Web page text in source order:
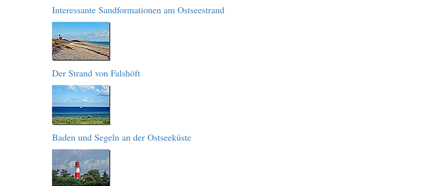
Interessante Sandformationen am Ostseestrand
Der Strand von Falshöft
Baden und Segeln an der Ostseeküste